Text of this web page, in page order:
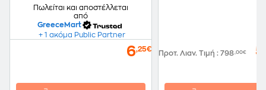
Πωλείται και αποστέλλεται
από
GreeceMart
+ 1 ακόμα Public Partner
6,25€
Προτ. Λιαν. Τιμή : 798,00€